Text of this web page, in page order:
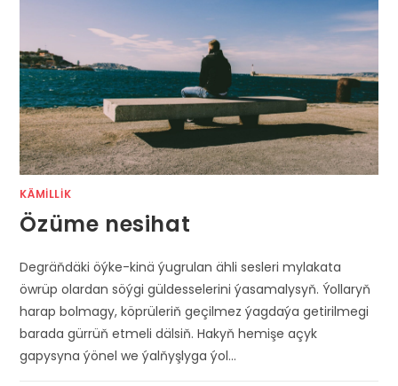
KÄMILLIK
Özüme nesihat
Degräňdäki öýke-kinä ýugrulan ähli sesleri mylakata
öwrüp olardan söýgi güldesselerini ýasamalysyň. Ýollaryň
harap bolmagy, köprüleriň geçilmez ýagdaýa getirilmegi
barada gürrüň etmeli dälsiň. Hakyň hemişe açyk
gapysyna ýönel we ýalňyşlyga ýol…